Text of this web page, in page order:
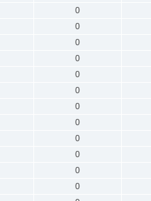
0
0
0
0
0
0
0
0
0
0
0
0